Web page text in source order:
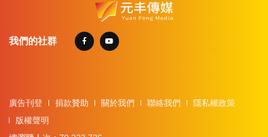
我們的社群
廣告刊登 捐款贊助 關於我們 聯絡我們
隱私權政策
版權聲明